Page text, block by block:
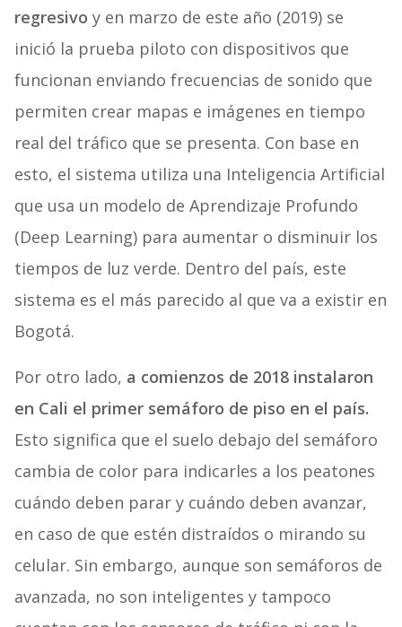
regresivo y en marzo de este año (2019) se
inició la prueba piloto con dispositivos que
funcionan enviando frecuencias de sonido que
permiten crear mapas e imágenes en tiempo
real del tráfico que se presenta. Con base en
esto, el sistema utiliza una Inteligencia Artificial
que usa un modelo de Aprendizaje Profundo
(Deep Learning) para aumentar o disminuir los
tiempos de luz verde. Dentro del país, este
sistema es el más parecido al que va a existir en
Bogotá.
Por otro lado, a comienzos de 2018 instalaron
en Cali el primer semáforo de piso en el país.
Esto significa que el suelo debajo del semáforo
cambia de color para indicarles a los peatones
cuándo deben parar y cuándo deben avanzar,
en caso de que estén distraídos o mirando su
celular. Sin embargo, aunque son semáforos de
avanzada, no son inteligentes y tampoco